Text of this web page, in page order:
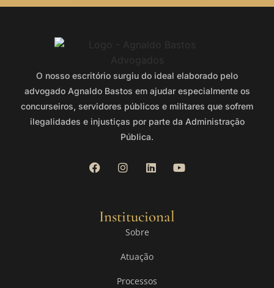
O nosso escritório surgiu do ideal elaborado pelo
advogado Agnaldo Bastos em ajudar especialmente os
concurseiros, servidores públicos e militares que sofrem
ilegalidades e injustiças por parte da Administração
Pública.
Institucional
Sobre
Atuação
Processos